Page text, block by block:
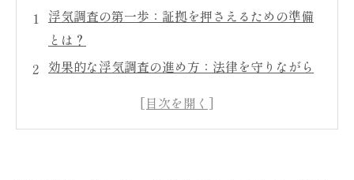
浮気調査の第一歩：証拠を押さえるための準備
とは？
効果的な浮気調査の進め方：法律を守りながら